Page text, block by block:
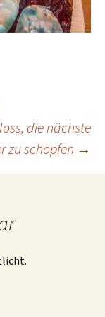
die nächste
zu schöpfen →